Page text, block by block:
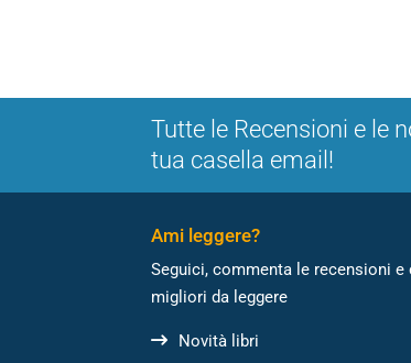
Tutte le Recensioni e le
tua casella email!
Ami leggere?
Seguici, commenta le recensioni
migliori da leggere
Novità libri